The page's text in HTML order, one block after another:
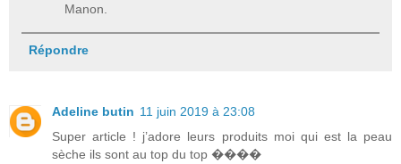
Manon.
Répondre
Adeline butin 11 juin 2019 à 23:08
Super article ! j’adore leurs produits moi qui est la peau
sèche ils sont au top du top ����